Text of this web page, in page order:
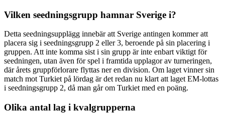
Vilken seedningsgrupp hamnar Sverige i?
Detta seedningsupplägg innebär att Sverige antingen kommer att
placera sig i seedningsgrupp 2 eller 3, beroende på sin placering i
gruppen. Att inte komma sist i sin grupp är inte enbart viktigt för
seedningen, utan även för spel i framtida upplagor av turneringen,
där årets gruppförlorare flyttas ner en division. Om laget vinner sin
match mot Turkiet på lördag är det redan nu klart att laget EM-lottas
i seedningsgrupp 2, då man går om Turkiet med en poäng.
Olika antal lag i kvalgrupperna